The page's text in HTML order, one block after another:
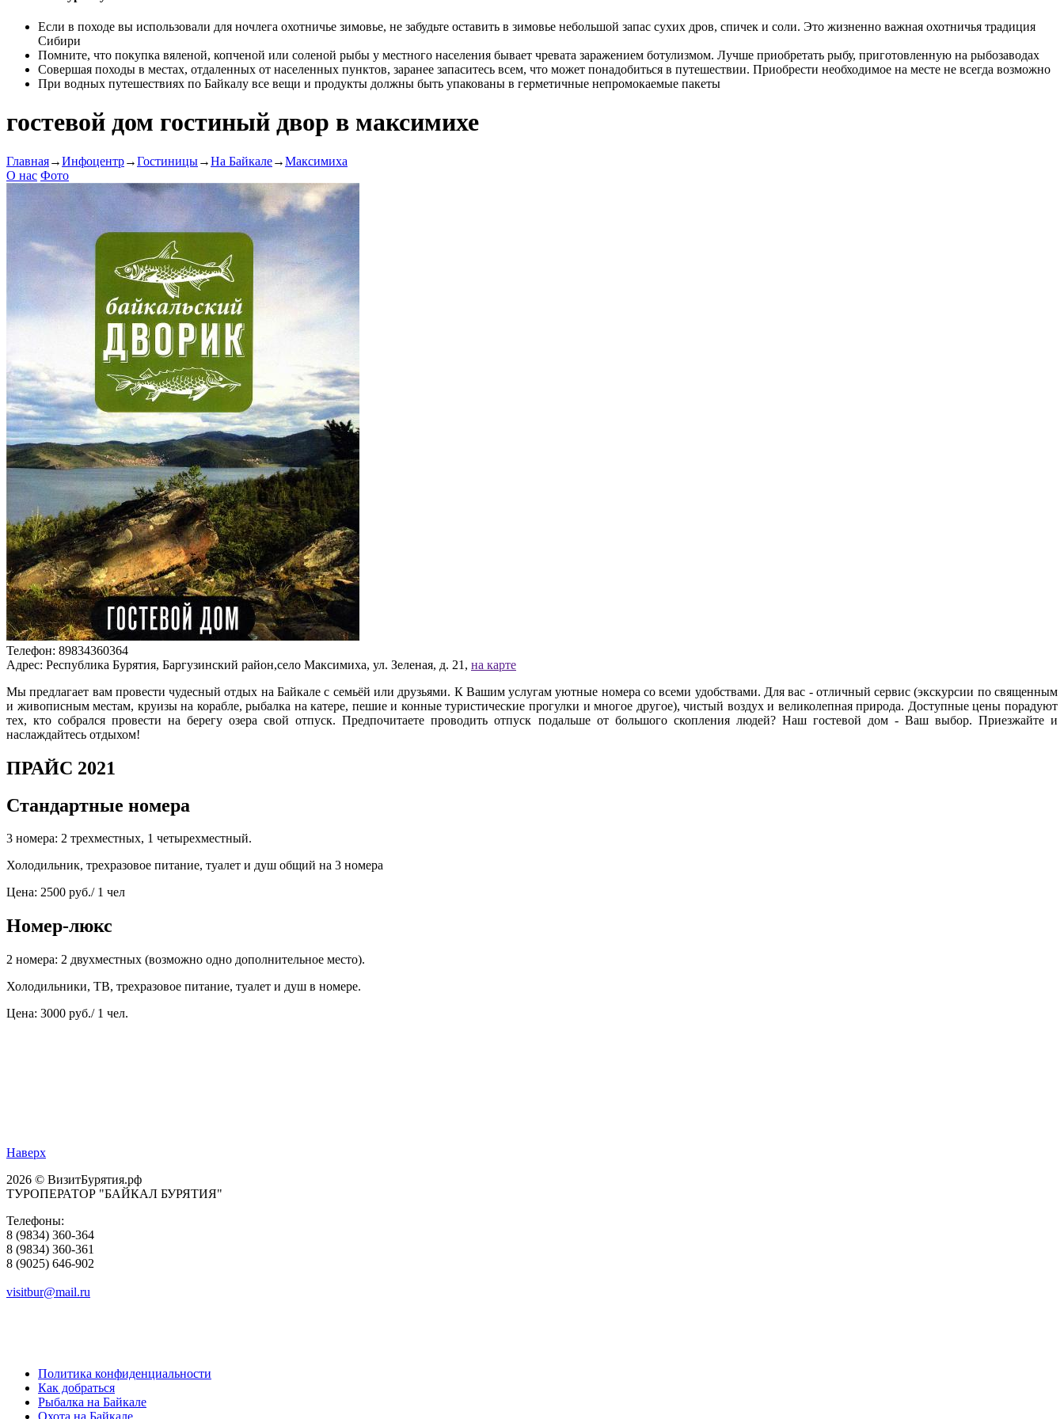
Если в походе вы использовали для ночлега охотничье зимовье, не забудьте оставить в зимовье небольшой запас сухих дров, спичек и соли. Это жизненно важная охотничья традиция
Сибири
Помните, что покупка вяленой, копченой или соленой рыбы у местного населения бывает чревата заражением ботулизмом. Лучше приобретать рыбу, приготовленную на рыбозаводах
Совершая походы в местах, отдаленных от населенных пунктов, заранее запаситесь всем, что может понадобиться в путешествии. Приобрести необходимое на месте не всегда возможно
При водных путешествиях по Байкалу все вещи и продукты должны быть упакованы в герметичные непромокаемые пакеты
гостевой дом гостиный двор в максимихе
Главная→Инфоцентр→Гостиницы→На Байкале→Максимиха
О нас Фото
Телефон: 89834360364
Адрес: Республика Бурятия, Баргузинский район,село Максимиха, ул. Зеленая, д. 21, на карте
Мы предлагает вам провести чудесный отдых на Байкале с семьёй или друзьями. К Вашим услугам уютные номера со всеми удобствами. Для вас - отличный сервис (экскурсии по священным
и живописным местам, круизы на корабле, рыбалка на катере, пешие и конные туристические прогулки и многое другое), чистый воздух и великолепная природа. Доступные цены порадуют
тех, кто собрался провести на берегу озера свой отпуск. Предпочитаете проводить отпуск подальше от большого скопления людей? Наш гостевой дом - Ваш выбор. Приезжайте и
наслаждайтесь отдыхом!
ПРАЙС 2021
Стандартные номера
3 номера: 2 трехместных, 1 четырехместный.
Холодильник, трехразовое питание, туалет и душ общий на 3 номера
Цена: 2500 руб./ 1 чел
Номер-люкс
2 номера: 2 двухместных (возможно одно дополнительное место).
Холодильники, ТВ, трехразовое питание, туалет и душ в номере.
Цена: 3000 руб./ 1 чел.
Наверх
2026 © ВизитБурятия.рф
ТУРОПЕРАТОР "БАЙКАЛ БУРЯТИЯ"
Телефоны:
8 (9834) 360-364
8 (9834) 360-361
8 (9025) 646-902
visitbur@mail.ru
Политика конфиденциальности
Как добраться
Рыбалка на Байкале